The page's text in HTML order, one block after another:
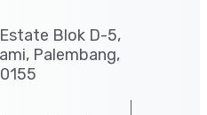
Blok D-5,
Palembang,